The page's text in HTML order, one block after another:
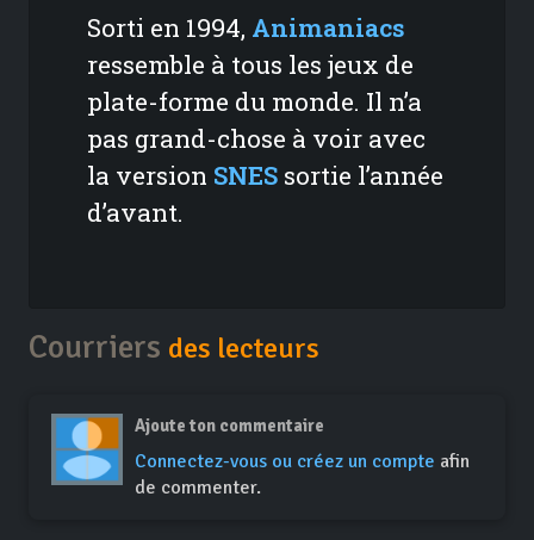
Sorti en 1994, Animaniacs
ressemble à tous les jeux de
plate-forme du monde. Il n’a
pas grand-chose à voir avec
la version SNES sortie l’année
d’avant.
Courriers des lecteurs
Ajoute ton commentaire
Connectez-vous ou créez un compte afin
de commenter.